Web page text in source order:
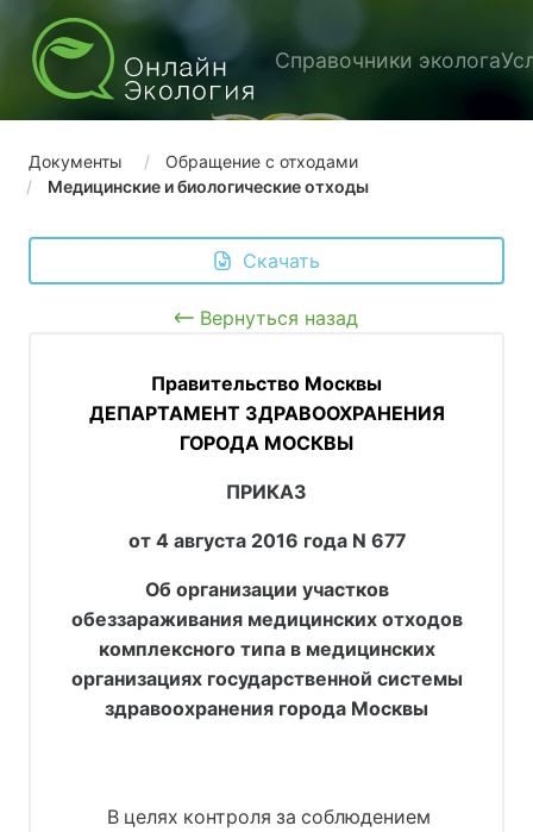
Справочники эколога
Документы
Обращение с отходами
Медицинские и биологические отходы
Скачать
Вернуться назад
Правительство Москвы
ДЕПАРТАМЕНТ ЗДРАВООХРАНЕНИЯ
ГОРОДА МОСКВЫ
ПРИКАЗ
от 4 августа 2016 года N 677
Об организации участков
обеззараживания медицинских отходов
комплексного типа в медицинских
организациях государственной системы
здравоохранения города Москвы
В целях контроля за соблюдением